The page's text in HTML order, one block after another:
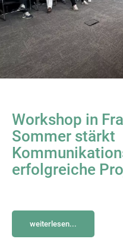
Workshop in
Sommer stärkt
erfolgreiche
weiterlesen...